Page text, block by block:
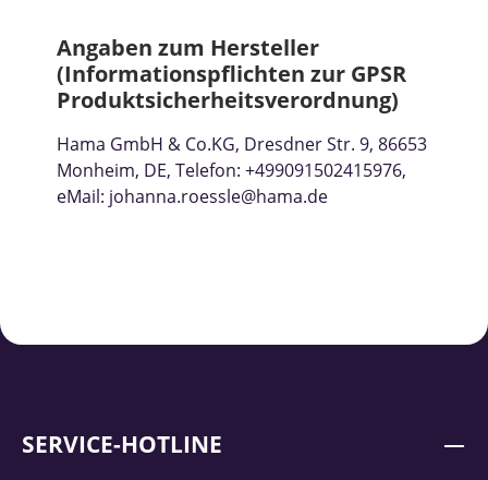
Angaben zum Hersteller
(Informationspflichten zur GPSR
Produktsicherheitsverordnung)
Hama GmbH & Co.KG, Dresdner Str. 9, 86653
Monheim, DE, Telefon: +499091502415976,
eMail: johanna.roessle@hama.de
SERVICE-HOTLINE